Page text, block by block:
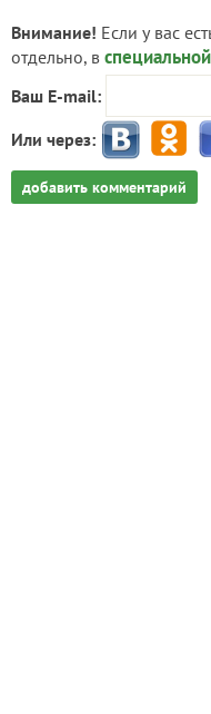
Внимание! Если у вас
отдельно, в
Ваш E-mail:
Или через:
добавить комментарий